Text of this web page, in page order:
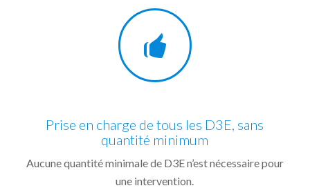
Prise en charge de tous les D3E, sans
quantité minimum
Aucune quantité minimale de D3E n’est nécessaire pour
une intervention.